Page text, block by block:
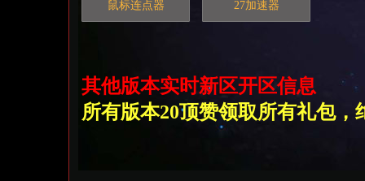
鼠标连点器 27加速器
其他版本实时新区开区信息
所有版本20顶赞领取所有礼包，